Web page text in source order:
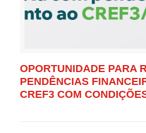
OPORTUNIDADE PARA
PENDÊNCIAS
CREF3 COM